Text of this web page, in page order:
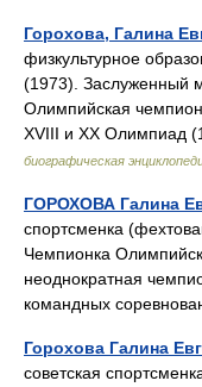
Горохова, Галина
физкультурное
(1973). Заслуженный
Олимпийская
XVIII и XX Олимпиад
биографическая
ГОРОХОВА Галина
спортсменка
Чемпионка
неоднократная
командных
Горохова Галина
советская